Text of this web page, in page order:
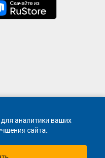
для аналитики ваших
сайта.